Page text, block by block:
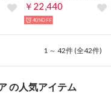
￥22,440
40%OFF
1 ～ 42件 (全42件)
の人気アイテム